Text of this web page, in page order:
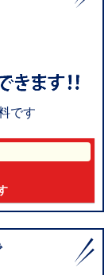
です